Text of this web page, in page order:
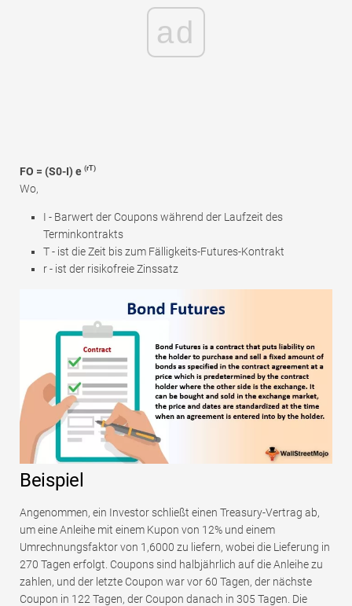
ad
FO = (S0-I) e (rT)
Wo,
I - Barwert der Coupons während der Laufzeit des
Terminkontrakts
T - ist die Zeit bis zum Fälligkeits-Futures-Kontrakt
r - ist der risikofreie Zinssatz
Beispiel
Angenommen, ein Investor schließt einen Treasury-Vertrag ab,
um eine Anleihe mit einem Kupon von 12% und einem
Umrechnungsfaktor von 1,6000 zu liefern, wobei die Lieferung in
270 Tagen erfolgt. Coupons sind halbjährlich auf die Anleihe zu
zahlen, und der letzte Coupon war vor 60 Tagen, der nächste
Coupon in 122 Tagen, der Coupon danach in 305 Tagen. Die